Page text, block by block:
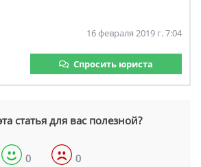
16 февраля 2019 г. 7:04
Спросить юриста
статья для вас полезной?
0 0